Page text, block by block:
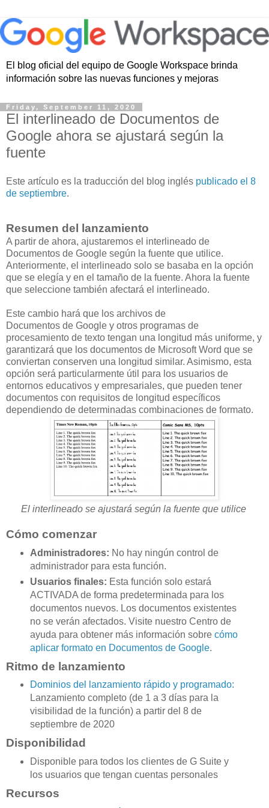
El blog oficial del equipo de Google Workspace brinda
información sobre las nuevas funciones y mejoras
Friday, September 11, 2020
El interlineado de Documentos de
Google ahora se ajustará según la
fuente
Este artículo es la traducción del blog inglés publicado el 8
de septiembre.
Resumen del lanzamiento
A partir de ahora, ajustaremos el interlineado de
Documentos de Google según la fuente que utilice.
Anteriormente, el interlineado solo se basaba en la opción
que se elegía y en el tamaño de la fuente. Ahora la fuente
que seleccione también afectará el interlineado.
Este cambio hará que los archivos de
Documentos de Google y otros programas de
procesamiento de texto tengan una longitud más uniforme, y
garantizará que los documentos de Microsoft Word que se
conviertan conserven una longitud similar. Asimismo, esta
opción será particularmente útil para los usuarios de
entornos educativos y empresariales, que pueden tener
documentos con requisitos de longitud específicos
dependiendo de determinadas combinaciones de formato.
El interlineado se ajustará según la fuente que utilice
Cómo comenzar
Administradores: No hay ningún control de
administrador para esta función.
Usuarios finales: Esta función solo estará
ACTIVADA de forma predeterminada para los
documentos nuevos. Los documentos existentes
no se verán afectados. Visite nuestro Centro de
ayuda para obtener más información sobre cómo
aplicar formato en Documentos de Google.
Ritmo de lanzamiento
Dominios del lanzamiento rápido y programado:
Lanzamiento completo (de 1 a 3 días para la
visibilidad de la función) a partir del 8 de
septiembre de 2020
Disponibilidad
Disponible para todos los clientes de G Suite y
los usuarios que tengan cuentas personales
Recursos